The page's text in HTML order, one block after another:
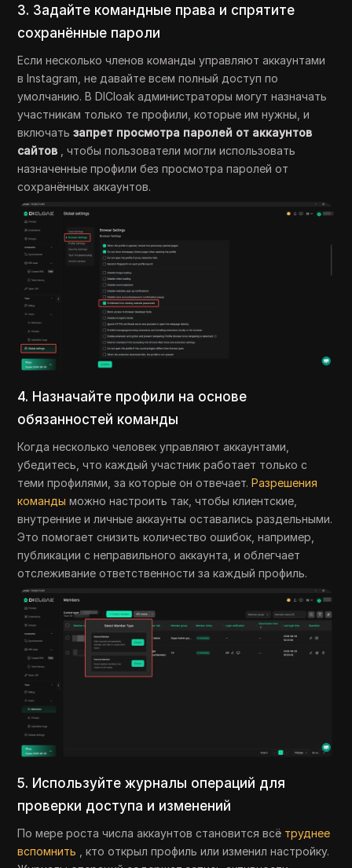
3. Задайте командные права и спрятите
сохранённые пароли
Если несколько членов команды управляют аккаунтами
в Instagram, не давайте всем полный доступ по
умолчанию. В DICloak администраторы могут назначать
участникам только те профили, которые им нужны, и
включатьзапрет просмотра паролей от аккаунтов
сайтов , чтобы пользователи могли использовать
назначенные профили без просмотра паролей от
сохранённых аккаунтов.
4. Назначайте профили на основе
обязанностей команды
Когда несколько человек управляют аккаунтами,
убедитесь, что каждый участник работает только с
теми профилями, за которые он отвечает.Разрешения
команды можно настроить так, чтобы клиентские,
внутренние и личные аккаунты оставались раздельными.
Это помогает снизить количество ошибок, например,
публикации с неправильного аккаунта, и облегчает
отслеживание ответственности за каждый профиль.
5. Используйте журналы операций для
проверки доступа и изменений
По мере роста числа аккаунтов становится всё труднее
вспомнить , кто открыл профиль или изменил настройку.